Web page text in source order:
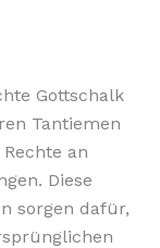
Gottschalk
Tantiemen
an
Diese
sorgen dafür,